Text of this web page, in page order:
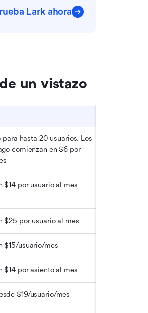
Lark ahora
un vistazo
para hasta 20 usuarios. Los
comienzan en $6 por
$14 por usuario al mes
$25 por usuario al mes
$15/usuario/mes
$14 por asiento al mes
$19/usuario/mes